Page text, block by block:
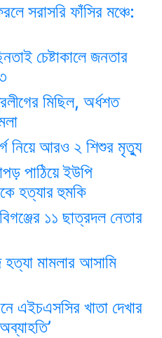
সরাসরি ফাঁসির মঞ্চে:
চেষ্টাকালে জনতার
মিছিল, অর্ধশত
নিয়ে আরও ২ শিশুর মৃত্যু
পাঠিয়ে ইউপি
হত্যার হুমকি
১১ ছাত্রদল নেতার
মামলার আসামি
এইচএসসির খাতা দেখার